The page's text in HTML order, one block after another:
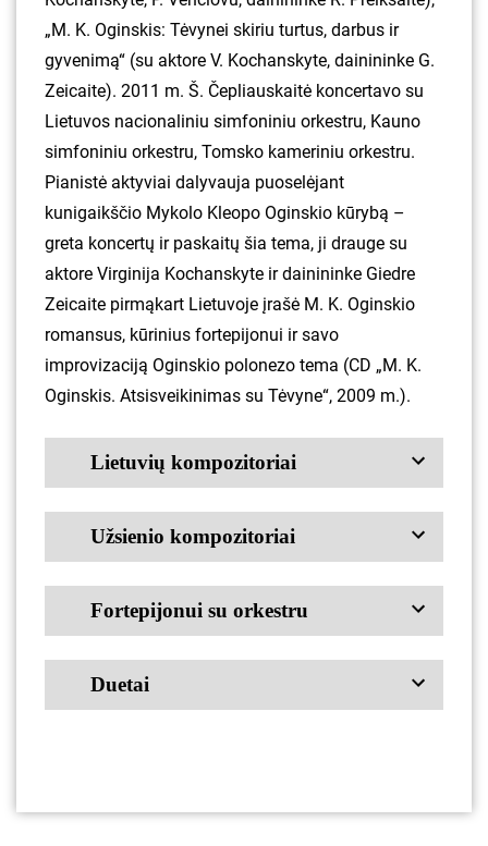
„M. K. Oginskis: Tėvynei skiriu turtus, darbus ir
gyvenimą“ (su aktore V. Kochanskyte, dainininke G.
Zeicaite). 2011 m. Š. Čepliauskaitė koncertavo su
Lietuvos nacionaliniu simfoniniu orkestru, Kauno
simfoniniu orkestru, Tomsko kameriniu orkestru.
Pianistė aktyviai dalyvauja puoselėjant
kunigaikščio Mykolo Kleopo Oginskio kūrybą –
greta koncertų ir paskaitų šia tema, ji drauge su
aktore Virginija Kochanskyte ir dainininke Giedre
Zeicaite pirmąkart Lietuvoje įrašė M. K. Oginskio
romansus, kūrinius fortepijonui ir savo
improvizaciją Oginskio polonezo tema (CD „M. K.
Oginskis. Atsisveikinimas su Tėvyne“, 2009 m.).
Lietuvių kompozitoriai
Užsienio kompozitoriai
Fortepijonui su orkestru
Duetai